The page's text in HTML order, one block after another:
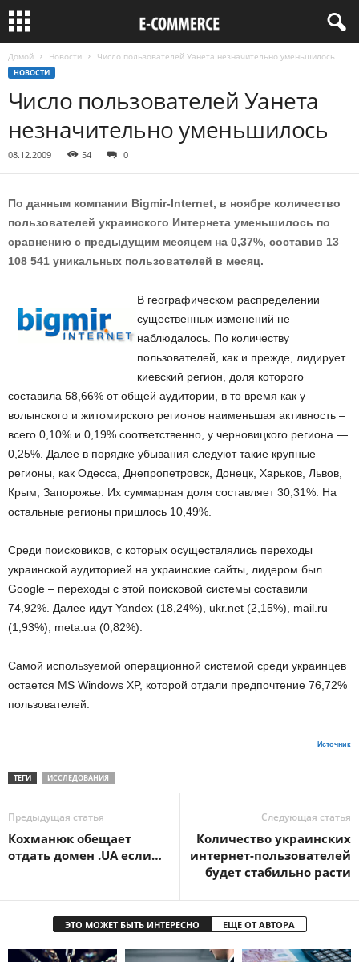
Домой Новости Число пользователей Уанета незначительно уменьшилось
НОВОСТИ
Число пользователей Уанета
незначительно уменьшилось
08.12.2009 54 0
По данным компании Bigmir-Internet, в ноябре количество
пользователей украинского Интернета уменьшилось по
сравнению с предыдущим месяцем на 0,37%, составив 13
108 541 уникальных пользователей в месяц.
В географическом распределении
существенных изменений не
наблюдалось. По количеству
пользователей, как и прежде, лидирует
киевский регион, доля которого
составила 58,66% от общей аудитории, в то время как у
волынского и житомирского регионов наименьшая активность –
всего 0,10% и 0,19% соответственно, у черновицкого региона —
0,25%. Далее в порядке убывания следуют такие крупные
регионы, как Одесса, Днепропетровск, Донецк, Харьков, Львов,
Крым, Запорожье. Их суммарная доля составляет 30,31%. На
остальные регионы пришлось 10,49%.
Среди поисковиков, с которых осуществлялись переходы
украинской аудиторией на украинские сайты, лидером был
Google – переходы с этой поисковой системы составили
74,92%. Далее идут Yandex (18,24%), ukr.net (2,15%), mail.ru
(1,93%), meta.ua (0,82%).
Самой используемой операционной системой среди украинцев
остается MS Windows XP, которой отдали предпочтение 76,72%
пользователей.
Источник
ТЕГИ ИССЛЕДОВАНИЯ
Предыдущая статья
Кохманюк обещает
отдать домен .UA если…
Следующая статья
Количество украинских
интернет-пользователей
будет стабильно расти
ЭТО МОЖЕТ БЫТЬ ИНТЕРЕСНО ЕЩЕ ОТ АВТОРА